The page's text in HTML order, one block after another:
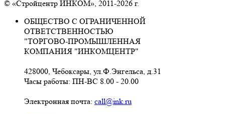
© «Стройцентр ИНКОМ», 2011-2026 г.
ОБЩЕСТВО С ОГРАНИЧЕННОЙ
ОТВЕТСТВЕННОСТЬЮ
"ТОРГОВО-ПРОМЫШЛЕННАЯ
КОМПАНИЯ "ИНКОМЦЕНТР"
428000, Чебоксары, ул.Ф.Энгельса, д.31
Часы работы: ПН-ВС 8.00 - 20.00
Электронная почта: call@ink.ru